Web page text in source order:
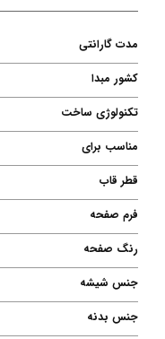
مدت گارانتی
کشور مبدا
تکنولوژی ساخت
مناسب برای
قطر قاب
فرم صفحه
رنگ صفحه
جنس شیشه
جنس بدنه